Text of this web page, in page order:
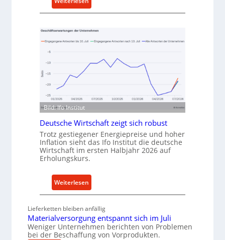
a
f
v
n
d
t
r
i
e
E
r
a
t
z
M
t
h
d
n
a
c
h
a
l
i
g
e
Bild: Ifo Institut
Deutsche Wirtschaft zeigt sich robust
Trotz gestiegener Energiepreise und hoher
Inflation sieht das Ifo Institut die deutsche
Wirtschaft im ersten Halbjahr 2026 auf
Erholungskurs.
Weiterlesen:
D
u
t
s
Lieferketten bleiben anfällig
Materialversorgung entspannt sich im Juli
Weniger Unternehmen berichten von Problemen
bei der Beschaffung von Vorprodukten.